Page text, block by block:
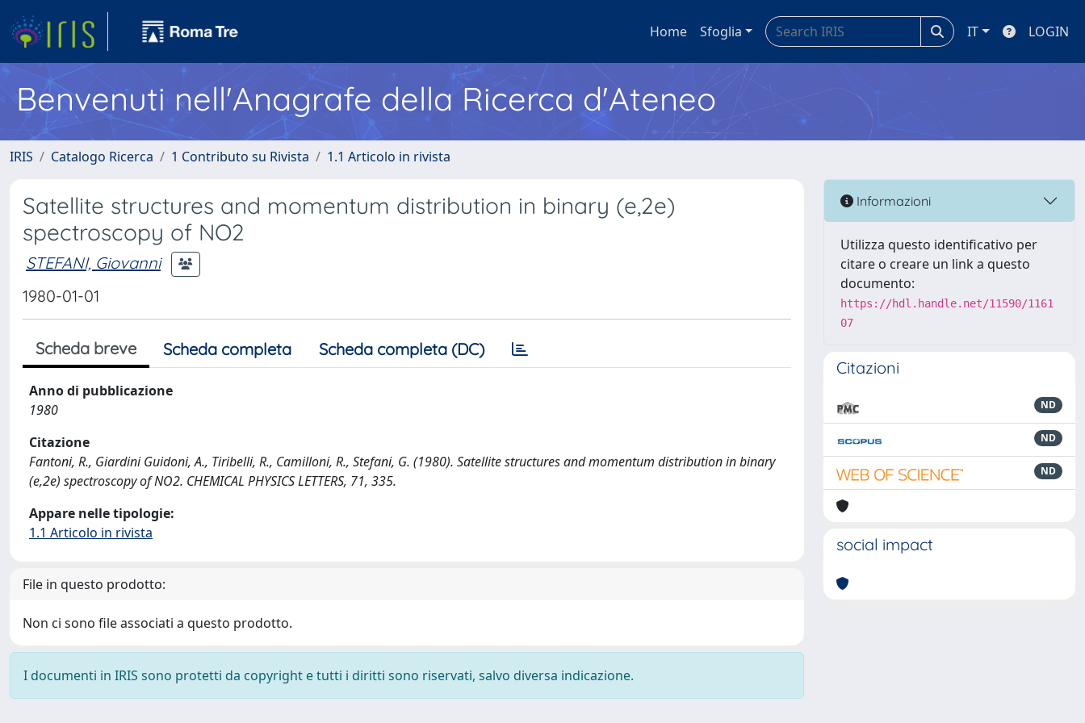
Home Sfoglia IT LOGIN
Benvenuti nell'Anagrafe della Ricerca d'Ateneo
IRIS Catalogo Ricerca 1 Contributo su Rivista 1.1 Articolo in rivista
Satellite structures and momentum distribution in binary (e,2e)
spectroscopy of NO2
STEFANI, Giovanni
1980-01-01
Scheda breve Scheda completa Scheda completa (DC)
Anno di pubblicazione
1980
Citazione
Fantoni, R., Giardini Guidoni, A., Tiribelli, R., Camilloni, R., Stefani, G. (1980). Satellite structures and momentum distribution in binary
(e,2e) spectroscopy of NO2. CHEMICAL PHYSICS LETTERS, 71, 335.
Appare nelle tipologie:
1.1 Articolo in rivista
File in questo prodotto:
Non ci sono file associati a questo prodotto.
I documenti in IRIS sono protetti da copyright e tutti i diritti sono riservati, salvo diversa indicazione.
Informazioni
Utilizza questo identificativo per
citare o creare un link a questo
documento:
https://hdl.handle.net/11590/1161
07
Citazioni
ND
ND
ND
social impact